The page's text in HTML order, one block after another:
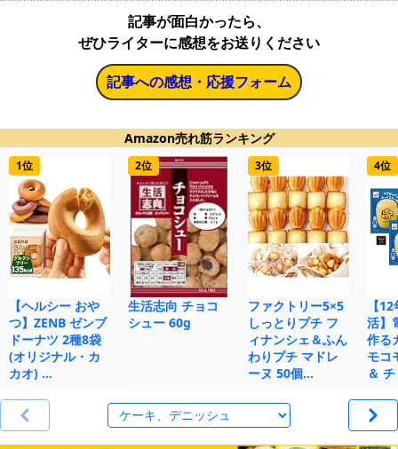
記事が面白かったら、
ぜひライターに感想をお送りください
記事への感想・応援フォーム
Amazon売れ筋ランキング
1位
【ヘルシー おや
つ】ZENB ゼンブ
ドーナツ 2種8袋
(オリジナル・カ
カオ) …
2位
生活志向 チョコ
シュー 60g
3位
ファクトリー5×5
しっとりプチ フ
ィナンシェ＆ふん
わりプチ マドレ
ーヌ 50個…
4位
【
活】
作る
モコ
＆